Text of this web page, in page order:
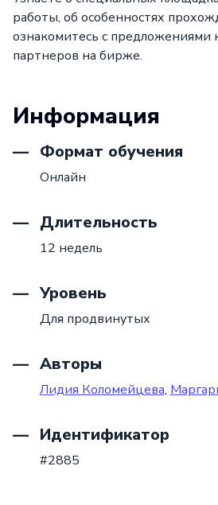
работы, об особенностях
ознакомитесь с предложениями
партнеров на бирже.
Информация
Формат обучения
Онлайн
Длительность
12 недель
Уровень
Для продвинутых
Авторы
Лидия Коломейцева,
Идентификатор
#2885